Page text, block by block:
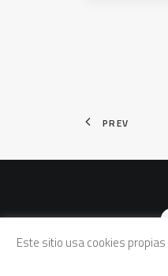
PREV
Este sitio usa cookies